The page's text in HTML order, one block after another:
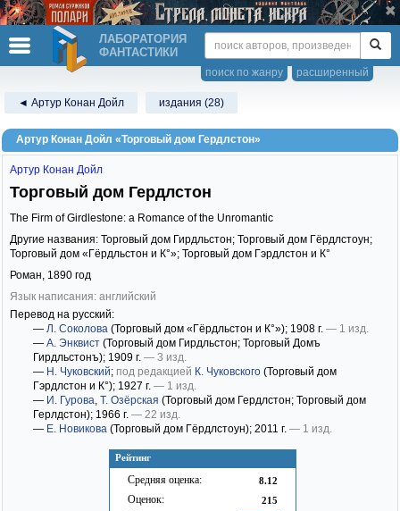
ЛАБОРАТОРИЯ
ФАНТАСТИКИ
расширенный
поиск по жанру
◄ Артур Конан Дойл издания (28)
Артур Конан Дойл «Торговый дом Гердлстон»
Рейтинг
Средняя оценка: 8.12
Оценок: 215
Артур Конан Дойл
Торговый дом Гердлстон
The Firm of Girdlestone: a Romance of the Unromantic
Другие названия: Торговый дом Гирдльстон; Торговый дом Гёрдлстоун;
Торговый дом «Гёрдльстон и К°»; Торговый дом Гэрдлстон и К°
Роман, 1890 год
Язык написания: английский
Перевод на русский:
— Л. Соколова (Торговый дом «Гёрдльстон и К°»); 1908 г. — 1 изд.
— А. Энквист (Торговый дом Гирдльстон; Торговый Домъ
Гирдльстонъ); 1909 г. — 3 изд.
— Н. Чуковский; под редакцией К. Чуковского (Торговый дом
Гэрдлстон и К°); 1927 г. — 1 изд.
— И. Гурова, Т. Озёрская (Торговый дом Гердлстон; Торговый дом
Герлдстон); 1966 г. — 22 изд.
— Е. Новикова (Торговый дом Гёрдлстоун); 2011 г. — 1 изд.